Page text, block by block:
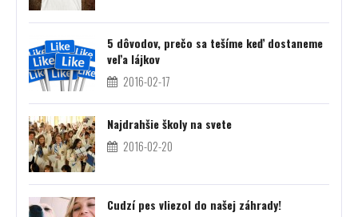
5 dôvodov, prečo sa tešíme keď dostaneme
veľa lájkov
2016-02-17
Najdrahšie školy na svete
2016-02-20
Cudzí pes vliezol do našej záhrady!